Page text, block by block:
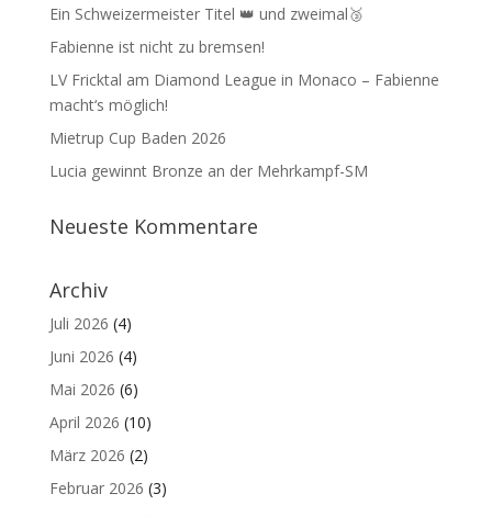
Ein Schweizermeister Titel 👑 und zweimal🥉
Fabienne ist nicht zu bremsen!
LV Fricktal am Diamond League in Monaco – Fabienne
macht‘s möglich!
Mietrup Cup Baden 2026
Lucia gewinnt Bronze an der Mehrkampf-SM
Neueste Kommentare
Archiv
Juli 2026 (4)
Juni 2026 (4)
Mai 2026 (6)
April 2026 (10)
März 2026 (2)
Februar 2026 (3)